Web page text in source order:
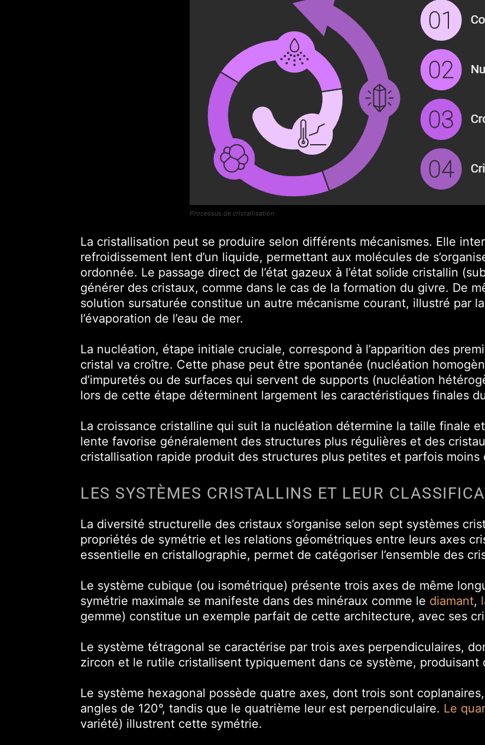
Processus de cristallisation
La cristallisation peut se produire selon différents mécanismes. Elle
refroidissement lent d’un liquide, permettant aux molécules de
ordonnée. Le passage direct de l’état gazeux à l’état solide cristallin
générer des cristaux, comme dans le cas de la formation du givre. De
solution sursaturée constitue un autre mécanisme courant, illustré par
l’évaporation de l’eau de mer.
La nucléation, étape initiale cruciale, correspond à l’apparition des
cristal va croître. Cette phase peut être spontanée (nucléation
d’impuretés ou de surfaces qui servent de supports (nucléation
lors de cette étape déterminent largement les caractéristiques finales
La croissance cristalline qui suit la nucléation détermine la taille finale
lente favorise généralement des structures plus régulières et des
cristallisation rapide produit des structures plus petites et parfois moins
LES SYSTÈMES CRISTALLINS ET LEUR
La diversité structurelle des cristaux s’organise selon sept systèmes
propriétés de symétrie et les relations géométriques entre leurs axes
essentielle en cristallographie, permet de catégoriser l’ensemble des
Le système cubique (ou isométrique) présente trois axes de même
symétrie maximale se manifeste dans des minéraux comme le diamant,
gemme) constitue un exemple parfait de cette architecture, avec ses
Le système tétragonal se caractérise par trois axes perpendiculaires,
zircon et le rutile cristallisent typiquement dans ce système, produisant
Le système hexagonal possède quatre axes, dont trois sont
angles de 120°, tandis que le quatrième leur est perpendiculaire. Le
variété) illustrent cette symétrie.